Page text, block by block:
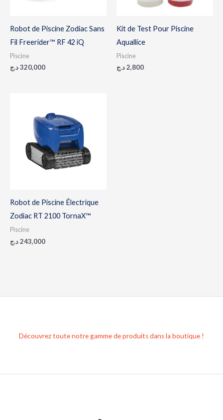
Robot de Piscine Zodiac Sans
Fil Freerider™ RF 42 iQ
Piscine
320,000د.ج
Kit de Test Pour Piscine
Aquallice
Piscine
2,800د.ج
Robot de Piscine Électrique
Zodiac RT 2100 TornaX™
Piscine
243,000د.ج
Découvrez toute notre gamme de produits dans la boutique !